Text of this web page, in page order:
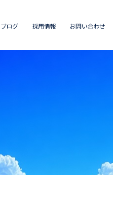
ブログ 採用情報 お問い合わせ